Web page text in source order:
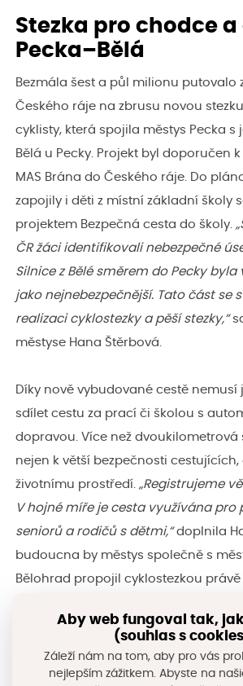
Stezka pro chodce
Pecka–Bělá
Bezmála šest a půl milionu putovalo
Českého ráje na zbrusu novou
cyklisty, která spojila městys Pecka s
Bělá u Pecky. Projekt byl doporučen
MAS Brána do Českého ráje. Do
zapojily i děti z místní základní školy
projektem Bezpečná cesta do školy.
ČR žáci identifikovali nebezpečné
Silnice z Bělé směrem do Pecky
jako nejnebezpečnější. Tato část se
realizaci cyklostezky a pěší stezky,“
městyse Hana Štěrbová.
Díky nově vybudované cestě nemusí
sdílet cestu za prací či školou s
dopravou. Více než dvoukilometrová
nejen k větší bezpečnosti cestujících,
životnímu prostředí. „Registrujeme
V hojné míře je cesta využívána pro
seniorů a rodičů s dětmi,“doplnila
budoucna by městys společně s
Bělohrad propojil cyklostezkou právě
Pro život kostelů
Aby web fungoval tak,
(souhlas s
Záleží nám na tom, aby pro vás
nejlepším zážitkem. Abyste na